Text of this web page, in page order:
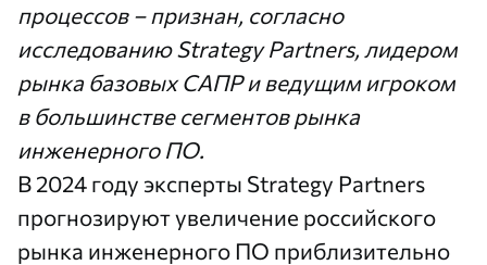
процессов – признан, согласно
исследованиюStrategy Partners, лидером
рынка базовых САПР и ведущим игроком
в большинстве сегментов рынка
инженерного ПО.
В 2024 году эксперты Strategy Partners
прогнозируют увеличение российского
рынка инженерного ПО приблизительно